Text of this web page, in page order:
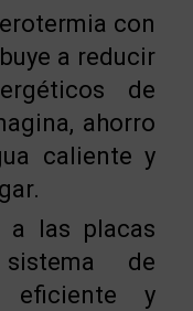
con
a reducir
de
ahorro
caliente y
a las placas
de
eficiente y